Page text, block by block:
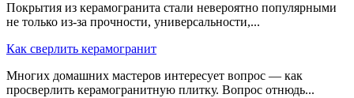
Покрытия из керамогранита стали невероятно популярными
не только из-за прочности, универсальности,...
Как сверлить керамогранит
Многих домашних мастеров интересует вопрос — как
просверлить керамогранитную плитку. Вопрос отнюдь...